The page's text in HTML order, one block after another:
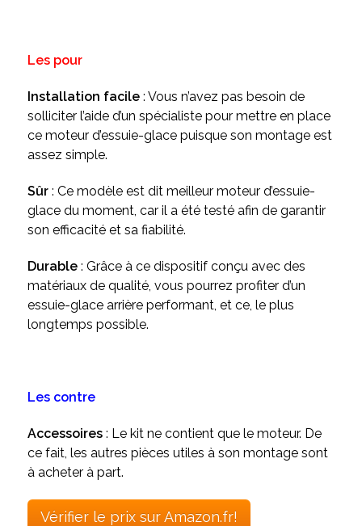
Les pour
Installation facile: Vous n’avez pas besoin de
solliciter l’aide d’un spécialiste pour mettre en place
ce moteur d’essuie-glace puisque son montage est
assez simple.
Sûr: Ce modèle est dit meilleur moteur d’essuie-
glace du moment, car il a été testé afin de garantir
son efficacité et sa fiabilité.
Durable: Grâce à ce dispositif conçu avec des
matériaux de qualité, vous pourrez profiter d’un
essuie-glace arrière performant, et ce, le plus
longtemps possible.
Les contre
Accessoires: Le kit ne contient que le moteur. De
ce fait, les autres pièces utiles à son montage sont
à acheter à part.
Vérifier le prix sur Amazon.fr!